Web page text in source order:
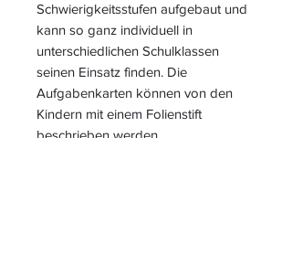
Schwierigkeitsstufen aufgebaut und
kann so ganz individuell in
unterschiedlichen Schulklassen
seinen Einsatz finden. Die
Aufgabenkarten können von den
Kindern mit einem Folienstift
beschrieben werden.